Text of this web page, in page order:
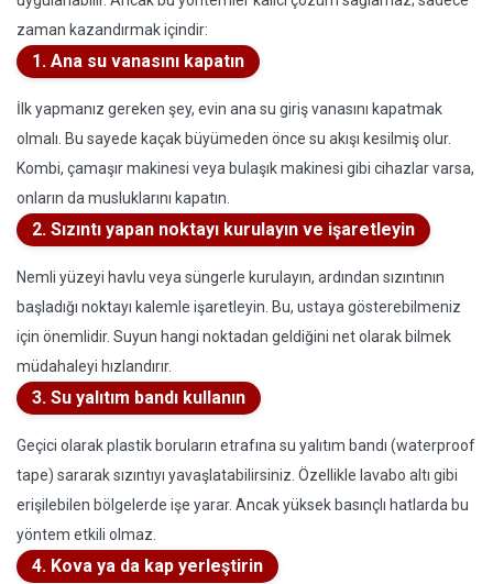
zaman kazandırmak içindir:
1. Ana su vanasını kapatın
İlk yapmanız gereken şey, evin ana su giriş vanasını kapatmak
olmalı. Bu sayede kaçak büyümeden önce su akışı kesilmiş olur.
Kombi, çamaşır makinesi veya bulaşık makinesi gibi cihazlar varsa,
onların da musluklarını kapatın.
2. Sızıntı yapan noktayı kurulayın ve işaretleyin
Nemli yüzeyi havlu veya süngerle kurulayın, ardından sızıntının
başladığı noktayı kalemle işaretleyin. Bu, ustaya gösterebilmeniz
için önemlidir. Suyun hangi noktadan geldiğini net olarak bilmek
müdahaleyi hızlandırır.
3. Su yalıtım bandı kullanın
Geçici olarak plastik boruların etrafına su yalıtım bandı (waterproof
tape) sararak sızıntıyı yavaşlatabilirsiniz. Özellikle lavabo altı gibi
erişilebilen bölgelerde işe yarar. Ancak yüksek basınçlı hatlarda bu
yöntem etkili olmaz.
4. Kova ya da kap yerleştirin